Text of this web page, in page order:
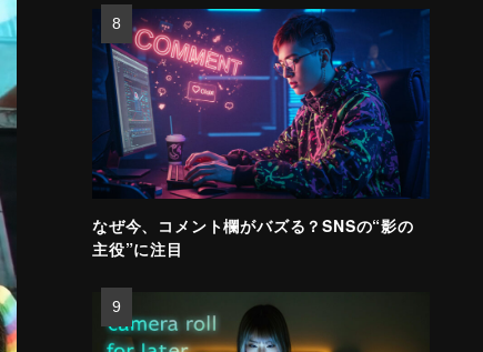
なぜ今、コメント欄がバズる？SNSの“影の
主役”に注目